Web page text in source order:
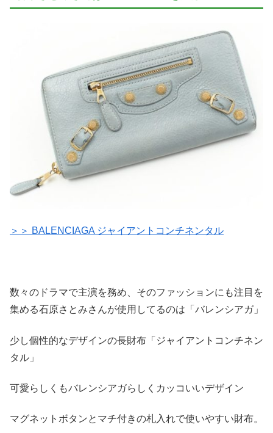
＞＞ BALENCIAGA ジャイアントコンチネンタル
数々のドラマで主演を務め、そのファッションにも注目を
集める石原さとみさんが使用してるのは「バレンシアガ」
少し個性的なデザインの長財布「ジャイアントコンチネン
タル」
可愛らしくもバレンシアガらしくカッコいいデザイン
マグネットボタンとマチ付きの札入れで使いやすい財布。